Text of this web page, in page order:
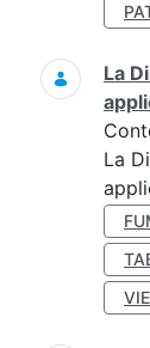
La
La